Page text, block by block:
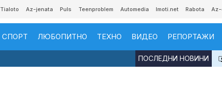
Tialoto Az-jenata Puls Teenproblem Automedia Imoti.net Rabota Az-
СПОРТ ЛЮБОПИТНО ТЕХНО ВИДЕО РЕПОРТАЖИ
ПОСЛЕДНИ НОВИНИ